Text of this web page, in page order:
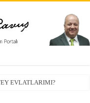
EVLATLARIMI?